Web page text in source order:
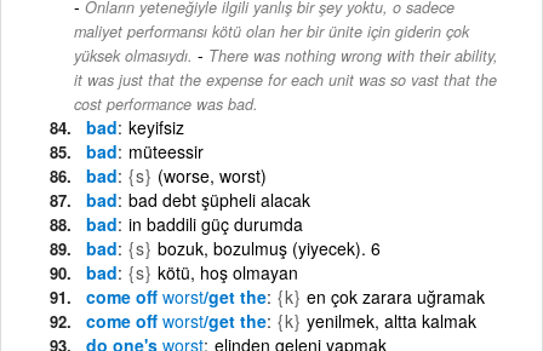
Onların yeteneğiyle ilgili yanlış bir şey yoktu, o sadece
maliyet performansı kötü olan her bir ünite için giderin çok
yüksek olmasıydı. - There was nothing wrong with their ability,
it was just that the expense for each unit was so vast that the
cost performance was bad.
bad keyifsiz
bad müteessir
bad {s} (worse, worst)
bad bad debt şüpheli alacak
bad in baddili güç durumda
bad {s} bozuk, bozulmuş (yiyecek). 6
bad {s} kötü, hoş olmayan
come off worst/get the {k} en çok zarara uğramak
come off worst/get the {k} yenilmek, altta kalmak
do one's worst elinden geleni yapmak